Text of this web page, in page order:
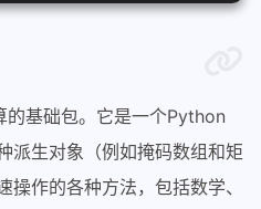
基础包。它是一个Python
派生对象（例如掩码数组和矩
作的各种方法，包括数学、